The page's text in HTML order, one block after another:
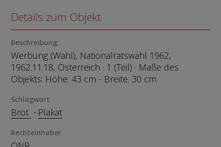
Details zum Objekt
Beschreibung
Werbung (Wahl), Nationalratswahl 1962,
1962.11.18, Österreich · 1 (Teil) · Maße des
Objekts: Höhe: 43 cm - Breite: 30 cm
Schlagwort
Brot Plakat
Rechteinhaber